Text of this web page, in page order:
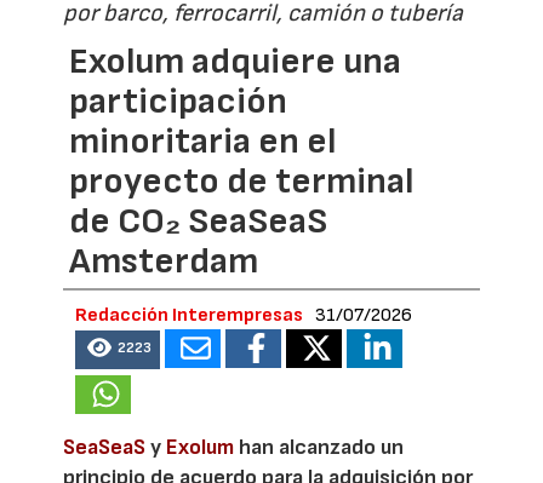
por barco, ferrocarril, camión o tubería
Exolum adquiere una
participación
minoritaria en el
proyecto de terminal
de CO₂ SeaSeaS
Amsterdam
Redacción Interempresas 31/07/2026
2223
SeaSeaSy Exolum han alcanzado un
principio de acuerdo para la adquisición por